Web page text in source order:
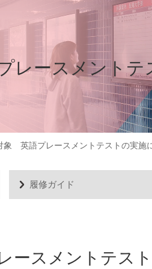
レースメントテ
象 英語プレースメントテストの実施
履修ガイド
ースメントテス